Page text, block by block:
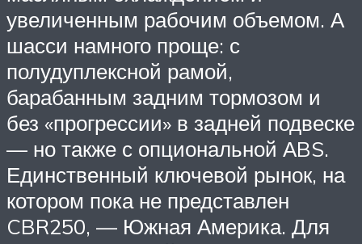
увеличенным рабочим объемом. А
шасси намного проще: с
полудуплексной рамой,
барабанным задним тормозом и
без «прогрессии» в задней подвеске
— но также с опциональной АBS.
Единственный ключевой рынок, на
котором пока не представлен
CBR250, — Южная Америка. Для